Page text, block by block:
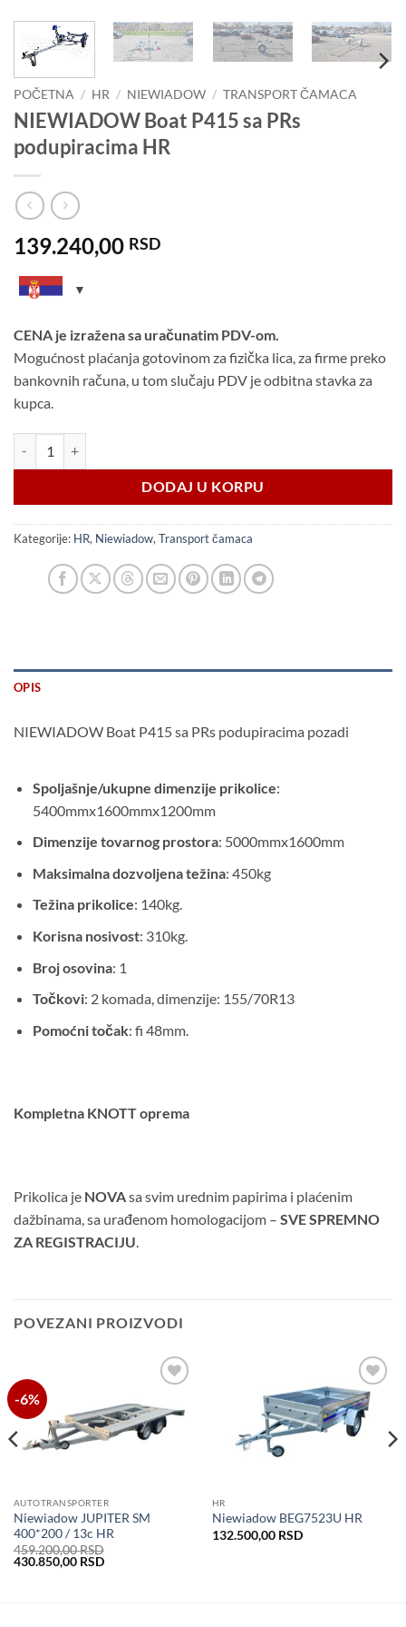
POČETNA / HR / NIEWIADOW / TRANSPORT ČAMACA
NIEWIADOW Boat P415 sa PRs
podupiracima HR
139.240,00 RSD
CENA je izražena sa uračunatim PDV-om.
Mogućnost plaćanja gotovinom za fizička lica, za firme preko
bankovnih računa, u tom slučaju PDV je odbitna stavka za
kupca.
DODAJ U KORPU
Kategorije: HR, Niewiadow, Transport čamaca
OPIS
NIEWIADOW Boat P415 sa PRs podupiracima pozadi
Spoljašnje/ukupne dimenzije prikolice:
5400mmx1600mmx1200mm
Dimenzije tovarnog prostora: 5000mmx1600mm
Maksimalna dozvoljena težina: 450kg
Težina prikolice: 140kg.
Korisna nosivost: 310kg.
Broj osovina: 1
Točkovi: 2 komada, dimenzije: 155/70R13
Pomoćni točak: fi 48mm.
Kompletna KNOTT oprema
Prikolica je NOVAsa svim urednim papirima i plaćenim
dažbinama, sa urađenom homologacijom – SVE SPREMNO
ZA REGISTRACIJU.
POVEZANI PROIZVODI
-6%
u listu
želja
AUTOTRANSPORTER
Niewiadow JUPITER SM
400*200 / 13c HR
459.200,00RSD
Original
430.850,00 RSDCurrent
Dodaj
u listu
želja
HR
Niewiadow BEG7523U HR
132.500,00 RSD